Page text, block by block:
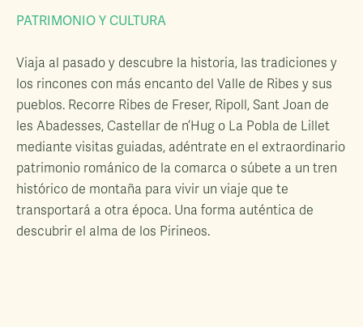
PATRIMONIO Y CULTURA
Viaja al pasado y descubre la historia, las tradiciones y
los rincones con más encanto del Valle de Ribes y sus
pueblos. Recorre Ribes de Freser, Ripoll, Sant Joan de
les Abadesses, Castellar de n’Hug o La Pobla de Lillet
mediante visitas guiadas, adéntrate en el extraordinario
patrimonio románico de la comarca o súbete a un tren
histórico de montaña para vivir un viaje que te
transportará a otra época. Una forma auténtica de
descubrir el alma de los Pirineos.